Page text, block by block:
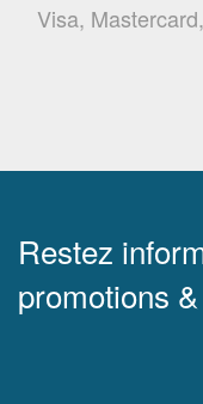
Visa,
Restez
promotions